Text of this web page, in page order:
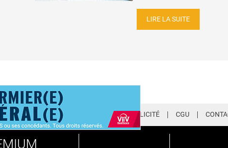
LIRE LA SUITE
QUI SOMMES-NOUS ? PUBLICITÉ CGU